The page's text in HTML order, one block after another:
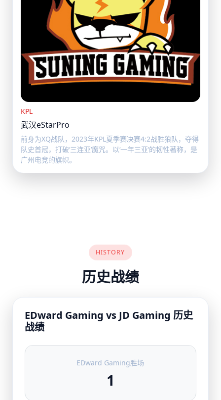
KPL
武汉eStarPro
前身为XQ战队，2023年KPL夏季赛决赛4:2战胜狼队，夺得
队史首冠，打破‘三连亚‘魔咒。以‘一年三亚‘的韧性著称，是
广州电竞的旗帜。
HISTORY
历史战绩
EDward Gaming vs JD Gaming 历史
战绩
EDward Gaming胜场
1